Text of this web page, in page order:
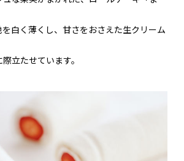
白く薄くし、甘さをおさえた生クリーム
立たせています。